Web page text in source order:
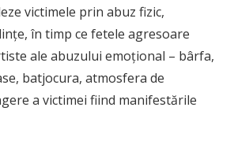
victimele prin abuz fizic,
în timp ce fetele agresoare
ale abuzului emoțional – bârfa,
batjocura, atmosfera de
a victimei fiind manifestările